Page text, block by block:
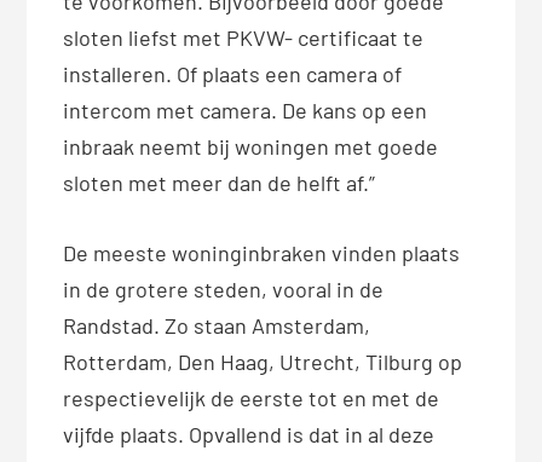
sloten liefst met PKVW- certificaat te
installeren. Of plaats een camera of
intercom met camera. De kans op een
inbraak neemt bij woningen met goede
sloten met meer dan de helft af.”
De meeste woninginbraken vinden plaats
in de grotere steden, vooral in de
Randstad. Zo staan Amsterdam,
Rotterdam, Den Haag, Utrecht, Tilburg op
respectievelijk de eerste tot en met de
vijfde plaats. Opvallend is dat in al deze